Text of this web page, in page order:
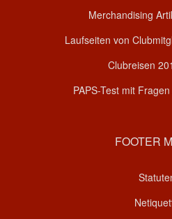
Merchandising
Laufseiten von
Clubreisen
PAPS-Test mit
FOOTER